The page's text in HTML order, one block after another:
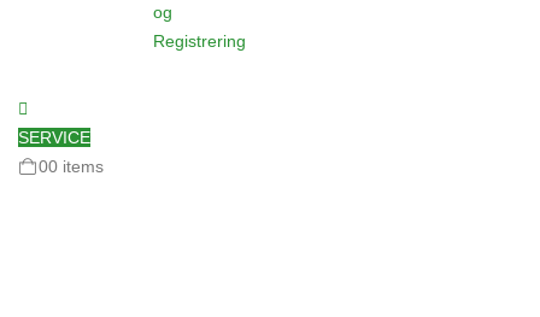
og
Registrering
SERVICE
00 items